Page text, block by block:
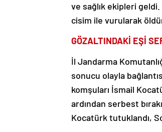
ve sağlık ekipleri
cisim ile vurularak
GÖZALTINDAKİ EŞİ
İl Jandarma
sonucu olayla
komşuları İsmail
ardından serbest
Kocatürk tutuklandı,